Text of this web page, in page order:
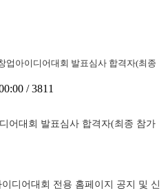
업아이디어대회 발표심사 합격자(최종
/ 3811
어대회 발표심사 합격자(최종 참가
디어대회 전용 홈페이지 공지 및 신